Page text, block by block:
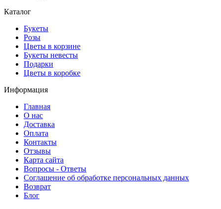
Каталог
Букеты
Розы
Цветы в корзине
Букеты невесты
Подарки
Цветы в коробке
Информация
Главная
О нас
Доставка
Оплата
Контакты
Отзывы
Карта сайта
Вопросы - Ответы
Соглашение об обработке персональных данных
Возврат
Блог